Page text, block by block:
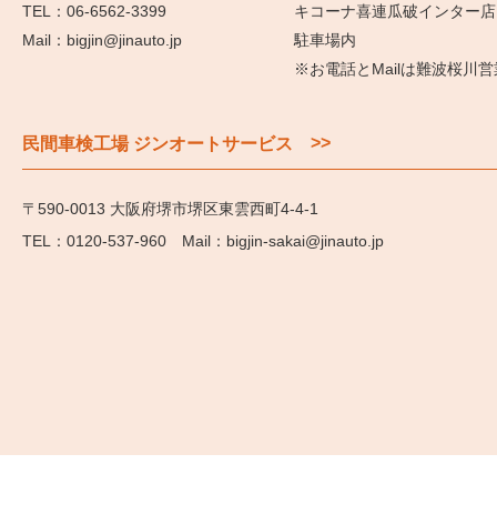
06-6562-3399
bigjin@jinauto.jp
キコーナ喜連瓜破インター店
駐車場内
※お電話とMailは難波桜川営
民間車検工場 ジンオートサービス >>
〒590-0013 大阪府堺市堺区東雲西町4-4-1
0120-537-960
bigjin-sakai@jinauto.jp